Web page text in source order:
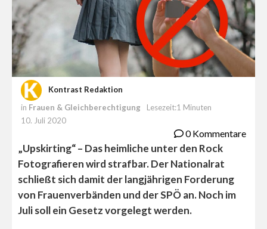
Kontrast Redaktion
in Frauen & Gleichberechtigung
Lesezeit:1 Minuten
10. Juli 2020
0 Kommentare
„Upskirting“ – Das heimliche unter den Rock
Fotografieren wird strafbar. Der Nationalrat
schließt sich damit der langjährigen Forderung
von Frauenverbänden und der SPÖ an. Noch im
Juli soll ein Gesetz vorgelegt werden.